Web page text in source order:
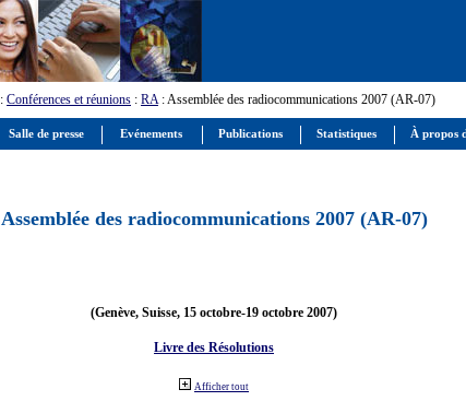
: Conférences et réunions : RA: Assemblée des radiocommunications 2007 (AR-07)
Assemblée des radiocommunications 2007 (AR-07)
(Genève, Suisse, 15 octobre-19 octobre 2007)
Livre des Résolutions
Afficher tout
Salle de presse Evénements Publications Statistiques À propos